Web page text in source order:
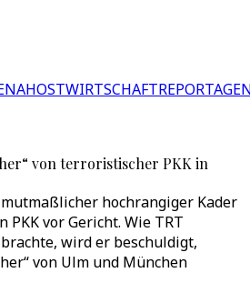
NAHOSTWIRTSCHAFT
von terroristischer PKK in
hochrangiger Kader
vor Gericht. Wie TRT
wird er beschuldigt,
von Ulm und München